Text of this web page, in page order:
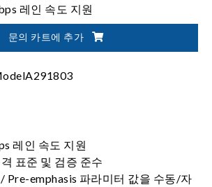
레인 속도 지원
문의 카트에 추가
레인 속도 지원
표준 및 검증 준수
Pre-emphasis 파라미터 값을 수동/자